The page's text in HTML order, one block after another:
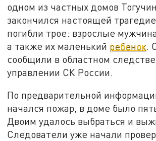
одном из частных домов
закончился настоящей
погибли трое: взрослые
а также их маленький ребенок.
сообщили в областном
управлении СК России.
По предварительной
начался пожар, в доме было
Двоим удалось выбраться и
Следователи уже начали